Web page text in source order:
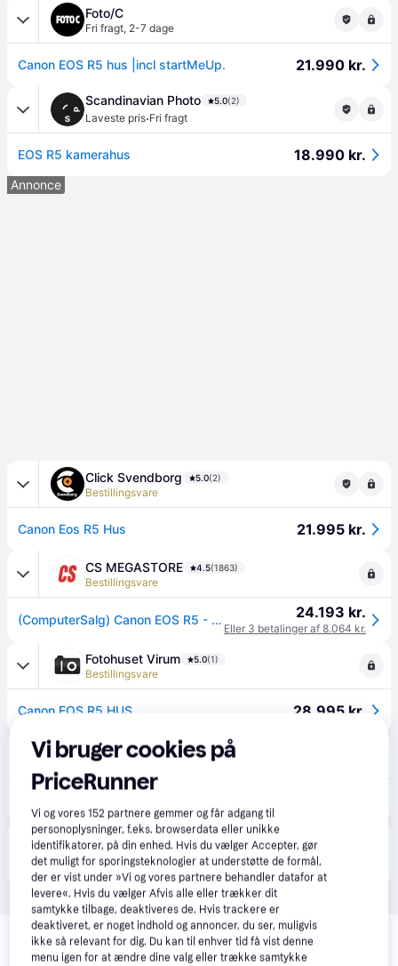
Foto/C
Fri fragt, 2-7 dage
Canon EOS R5 hus |incl startMeUp. 21.990 kr.
Scandinavian Photo 5.0(2)
Laveste pris·Fri fragt
EOS R5 kamerahus 18.990 kr.
Annonce
Click Svendborg 5.0(2)
Bestillingsvare
Canon Eos R5 Hus 21.995 kr.
CS MEGASTORE 4.5(1863)
Bestillingsvare
(ComputerSalg) Canon EOS R5 - Digitalkamera - spejlløst - 45.0 MP - Full Frame - 8K / 30 fps - kun kamerahus - Wi-Fi, Bluetooth 24.193 kr.
Eller 3 betalinger af 8.064 kr.
Fotohuset Virum 5.0(1)
Bestillingsvare
Canon EOS R5 HUS 28.995 kr.
Befro 1.3(3)
Bestillingsvare
Produktet fås også hos 1 butik, som ikke er betalende
kunde i denne kategori.
Relaterede produkter
Se vores forslag til andre produkter, der matcher dine
Vi bruger cookies på
PriceRunner
Vi og vores152 partnere gemmer og får adgang til
personoplysninger, f.eks. browserdata eller unikke
identifikatorer, på din enhed. Hvis du vælger Accepter, gør
det muligt for sporingsteknologier at understøtte de formål,
der er vist under »Vi og vores partnere behandler datafor at
levere«. Hvis du vælger Afvis alle eller trækker dit
samtykke tilbage, deaktiveres de. Hvis trackere er
deaktiveret, er noget indhold og annoncer, du ser, muligvis
ikke så relevant for dig. Du kan til enhver tid få vist denne
menu igen for at ændre dine valg eller trække samtykke